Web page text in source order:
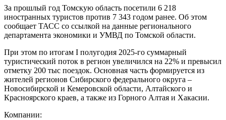
За прошлый год Томскую область посетили 6 218
иностранных туристов против 7 343 годом ранее. Об этом
сообщает ТАСС со ссылкой на данные регионального
департамента экономики и УМВД по Томской области.
При этом по итогам I полугодия 2025-го суммарный
туристический поток в регион увеличился на 22% и превысил
отметку 200 тыс поездок. Основная часть формируется из
жителей регионов Сибирского федерального округа –
Новосибирской и Кемеровской области, Алтайского и
Красноярского краев, а также из Горного Алтая и Хакасии.
Компании: